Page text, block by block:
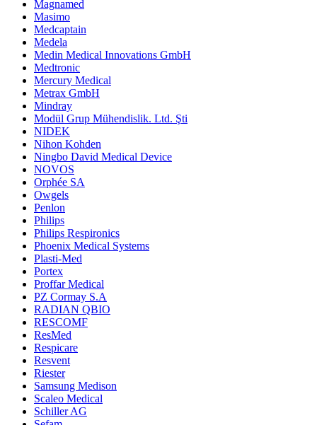
Magnamed
Masimo
Medcaptain
Medela
Medin Medical Innovations GmbH
Medtronic
Mercury Medical
Metrax GmbH
Mindray
Modül Grup Mühendislik. Ltd. Şti
NIDEK
Nihon Kohden
Ningbo David Medical Device
NOVOS
Orphée SA
Owgels
Penlon
Philips
Philips Respironics
Phoenix Medical Systems
Plasti-Med
Portex
Proffar Medical
PZ Cormay S.A
RADIAN QBIO
RESCOMF
ResMed
Respicare
Resvent
Riester
Samsung Medison
Scaleo Medical
Schiller AG